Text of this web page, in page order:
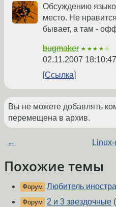
Обсуждению
место. Не
бывает, а там -
bugmaker ★★★★☆
02.11.2007
Ссылка
Вы не можете добавлять
перемещена в архив.
←
Похожие темы
Форум Любитель
Форум 2 и 3 звездочные